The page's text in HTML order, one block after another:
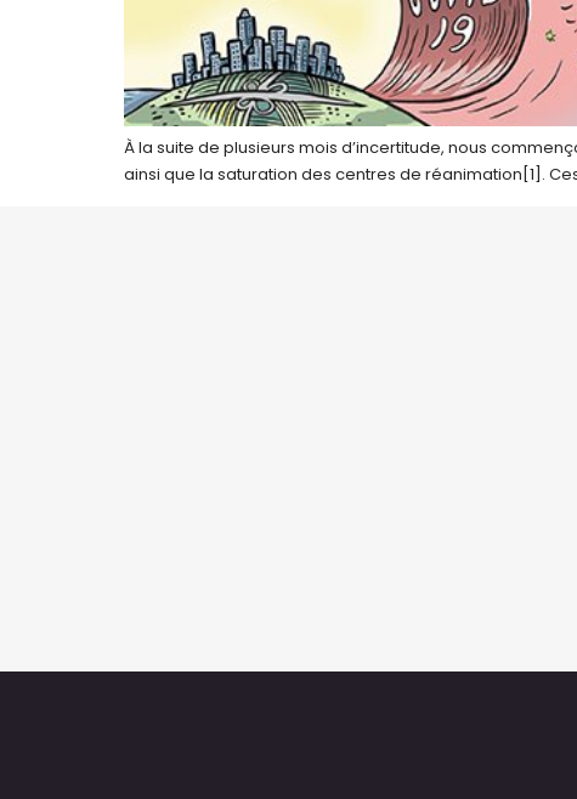
À la suite de plusieurs mois d’incertitude, nous
ainsi que la saturation des centres de réanimation[1].